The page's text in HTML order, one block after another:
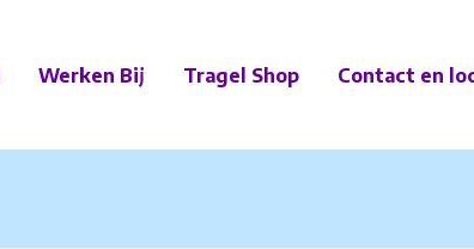
Werken Bij Tragel Shop Contact en